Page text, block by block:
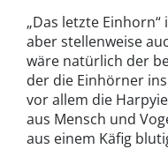
„Das letzte
aber stellenweise
wäre natürlich der
der die Einhörner
vor allem die
aus Mensch und
aus einem Käfig